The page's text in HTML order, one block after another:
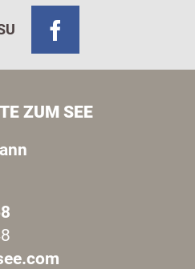
ZUM SEE